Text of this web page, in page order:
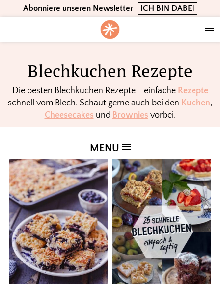
to
navigation
to
content
to
Abonniere unseren Newsletter ICH BIN DABEI
Blechkuchen Rezepte
Die besten Blechkuchen Rezepte - einfache Rezepte
schnell vom Blech. Schaut gerne auch bei den Kuchen,
Cheesecakes und Brownies vorbei.
MENU